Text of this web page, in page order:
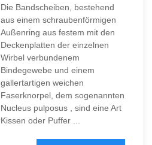
Die Bandscheiben, bestehend
aus einem schraubenförmigen
Außenring aus festem mit den
Deckenplatten der einzelnen
Wirbel verbundenem
Bindegewebe und einem
gallertartigen weichen
Faserknorpel, dem sogenannten
Nucleus pulposus , sind eine Art
Kissen oder Puffer ...